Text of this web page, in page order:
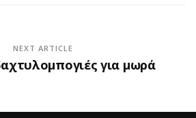
NEXT ARTICLE
για μωρά